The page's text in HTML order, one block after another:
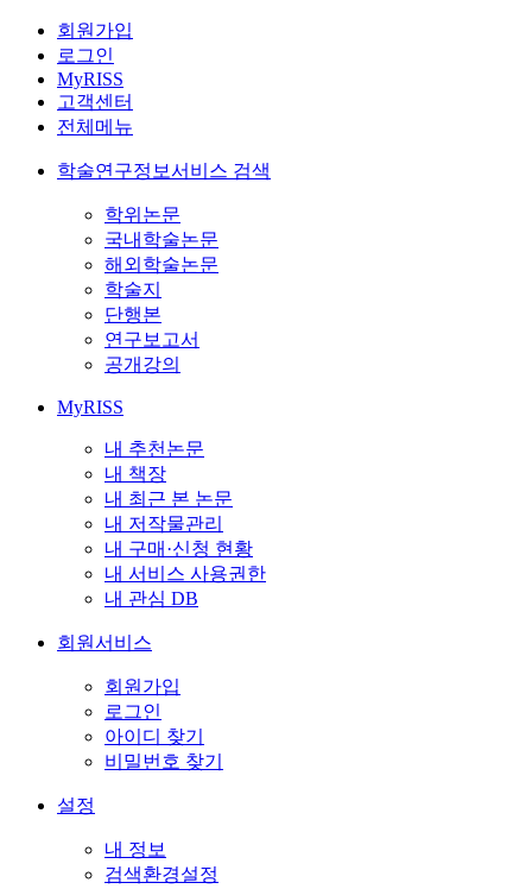
회원가입
로그인
MyRISS
고객센터
전체메뉴
학술연구정보서비스 검색
학위논문
국내학술논문
해외학술논문
학술지
단행본
연구보고서
공개강의
MyRISS
내 추천논문
내 책장
내 최근 본 논문
내 저작물관리
내 구매·신청 현황
내 서비스 사용권한
내 관심 DB
회원서비스
회원가입
로그인
아이디 찾기
비밀번호 찾기
설정
내 정보
검색환경설정